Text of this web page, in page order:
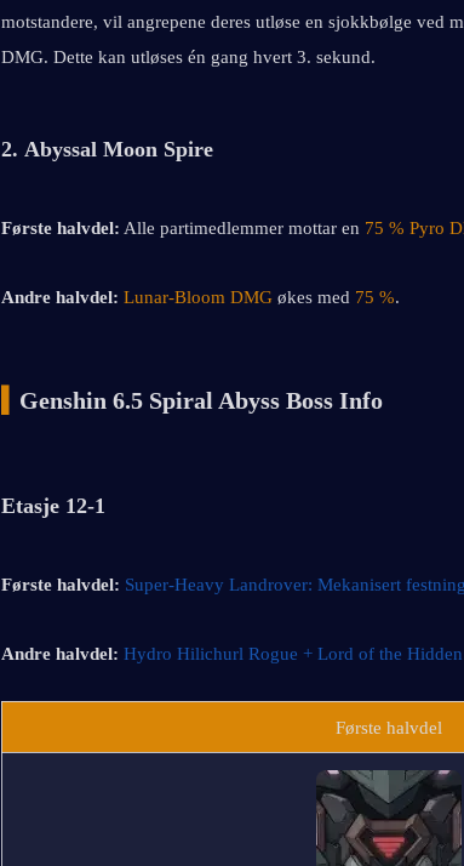
motstandere, vil angrepene deres utløse en sjokkbølge ved
DMG. Dette kan utløses én gang hvert 3. sekund.
2. Abyssal Moon Spire
Første halvdel: Alle partimedlemmer mottar en 75 % Pyro
Andre halvdel: Lunar-Bloom DMG økes med 75 %.
Genshin 6.5 Spiral Abyss Boss Info
Etasje 12-1
Første halvdel: Super-Heavy Landrover: Mekanisert festning
Andre halvdel: Hydro Hilichurl Rogue + Lord of the
Første halvdel